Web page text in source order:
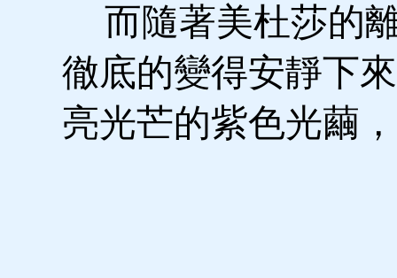
而隨著美杜莎的
徹底的變得安靜下
亮光芒的紫色光繭